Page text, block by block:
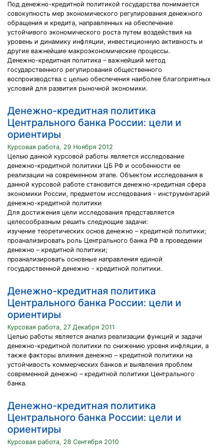
Под денежно-кредитной политикой государства понимается
совокупность мер экономического регулирования денежного
обращения и кредита, направленных на обеспечение
устойчивого экономического роста путем воздействия на
уровень и динамику инфляции, инвестиционную активность и
другие важнейшие макроэкономические процессы.
Денежно-кредитная политика – важнейший метод
государственного регулирования общественного
воспроизводства с целью обеспечения наиболее благоприятных
условий для развития рыночной экономики.
Денежно-кредитная политика
Центрального банка России: цели и
ориентиры
Курсовая работа, 29 Ноября 2012
Целью данной курсовой работы является исследование
денежно-кредитной политики ЦБ РФ и особенности ее
реализации на современном этапе. Объектом исследования в
данной курсовой работе становится денежно-кредитная сфера
экономики России, предметом исследования - инструментарий
денежно-кредитной политики
Для достижения цели исследования представляется
целесообразным решить следующие задачи:
изучение теоретических основ денежно – кредитной политики;
проанализировать роль Центрального банка РФ в проведении
денежно – кредитной политики;
проанализировать основные направления единой
государственной денежно - кредитной политики.
Денежно-кредитная политика
Центрального банка России: цели и
ориентиры
Курсовая работа, 27 Декабря 2011
Целью работы является анализ реализации функций и задачи
денежно-кредитной политики по снижению уровня инфляции, а
также факторы влияния денежно – кредитной политики на
устойчивость коммерческих банков и выявления проблем
современной денежно – кредитной политики Центрального
банка.
Денежно-кредитная политика
Центрального банка России: цели и
ориентиры
Курсовая работа, 28 Сентября 2010